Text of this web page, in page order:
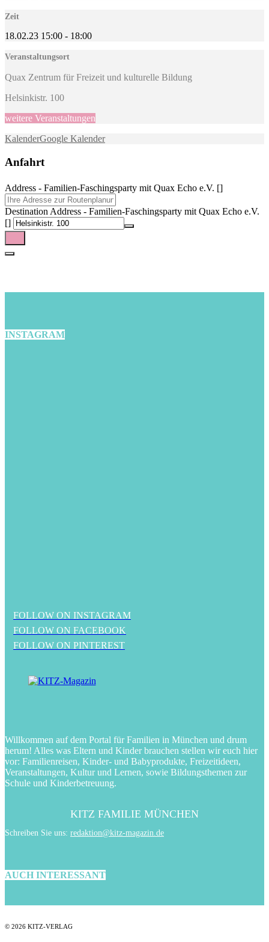
Zeit
18.02.23 15:00 - 18:00
Veranstaltungsort
Quax Zentrum für Freizeit und kulturelle Bildung
Helsinkistr. 100
weitere Veranstaltungen
KalenderGoogle Kalender
Anfahrt
Address - Familien-Faschingsparty mit Quax Echo e.V. []
Destination Address - Familien-Faschingsparty mit Quax Echo e.V.
[]
INSTAGRAM
FOLLOW ON INSTAGRAM
FOLLOW ON FACEBOOK
FOLLOW ON PINTEREST
Willkommen auf dem Portal für Familien in München und drum
herum! Alles was Eltern und Kinder brauchen stellen wir euch hier
vor: Familienreisen, Kinder- und Babyprodukte, Freizeitideen,
Veranstaltungen, Kultur und Lernen, sowie Bildungsthemen zur
Schule und Kinderbetreuung.
KITZ FAMILIE MÜNCHEN
Schreiben Sie uns: redaktion@kitz-magazin.de
AUCH INTERESSANT
© 2026 KITZ-VERLAG